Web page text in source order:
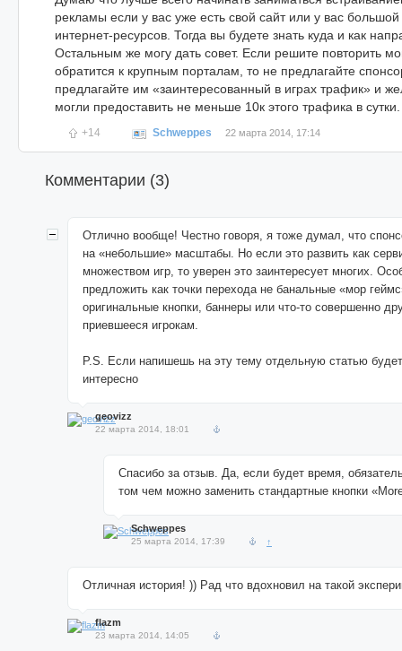
рекламы если у вас уже есть свой сайт или у вас
интернет-ресурсов. Тогда вы будете знать куда и как
Остальным же могу дать совет. Если решите повторить
обратится к крупным порталам, то не предлагайте
предлагайте им «заинтересованный в играх трафик» и
могли предоставить не меньше 10к этого трафика в сутки.
+14 Schweppes 22 марта 2014, 17:14
Комментарии (3)
Отлично вообще! Честно говоря, я тоже думал, что
на «небольшие» масштабы. Но если это развить как
множеством игр, то уверен это заинтересует многих.
предложить как точки перехода не банальные «мор
оригинальные кнопки, баннеры или что-то совершенно
приевшееся игрокам.
P.S. Если напишешь на эту тему отдельную статью
интересно
geovizz
22 марта 2014, 18:01
Спасибо за отзыв. Да, если будет время,
том чем можно заменить стандартные кнопки
Schweppes
25 марта 2014, 17:39 ↑
Отличная история! )) Рад что вдохновил на такой
flazm
23 марта 2014, 14:05